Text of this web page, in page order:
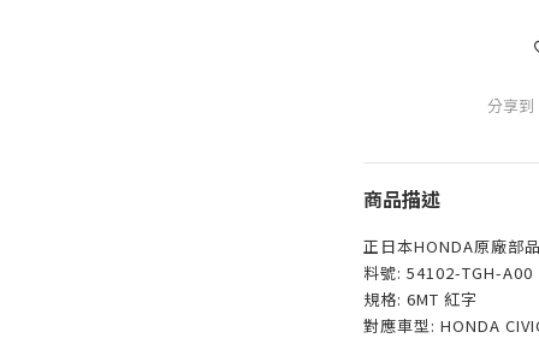
分享到
商品描述
正日本HONDA原廠部
料號: 54102-TGH-A00
規格: 6MT 紅字
對應車型: HONDA